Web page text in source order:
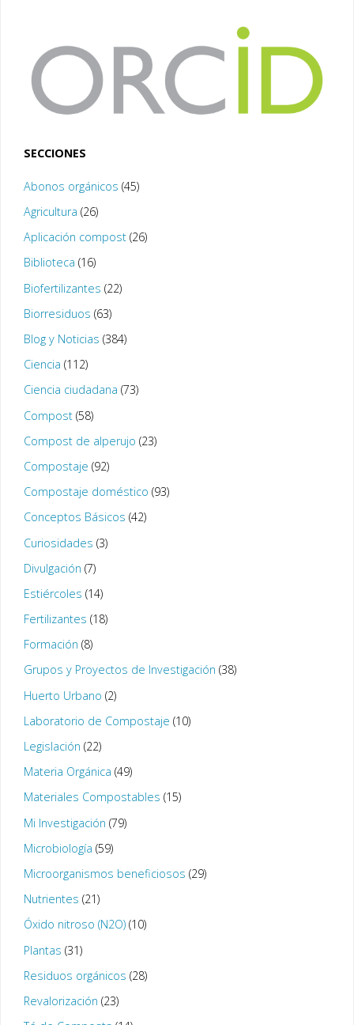
SECCIONES
Abonos orgánicos (45)
Agricultura (26)
Aplicación compost(26)
Biblioteca (16)
Biofertilizantes (22)
Biorresiduos (63)
Blog y Noticias (384)
Ciencia (112)
Ciencia ciudadana (73)
Compost(58)
Compost de alperujo (23)
Compostaje (92)
Compostaje doméstico (93)
Conceptos Básicos (42)
Curiosidades (3)
Divulgación (7)
Estiércoles (14)
Fertilizantes (18)
Formación (8)
Grupos y Proyectos de Investigación (38)
Huerto Urbano (2)
Laboratorio de Compostaje (10)
Legislación (22)
Materia Orgánica (49)
Materiales Compostables (15)
Mi Investigación (79)
Microbiología (59)
Microorganismos beneficiosos (29)
Nutrientes (21)
Óxido nitroso (N2O)(10)
Plantas (31)
Residuos orgánicos (28)
Revalorización (23)